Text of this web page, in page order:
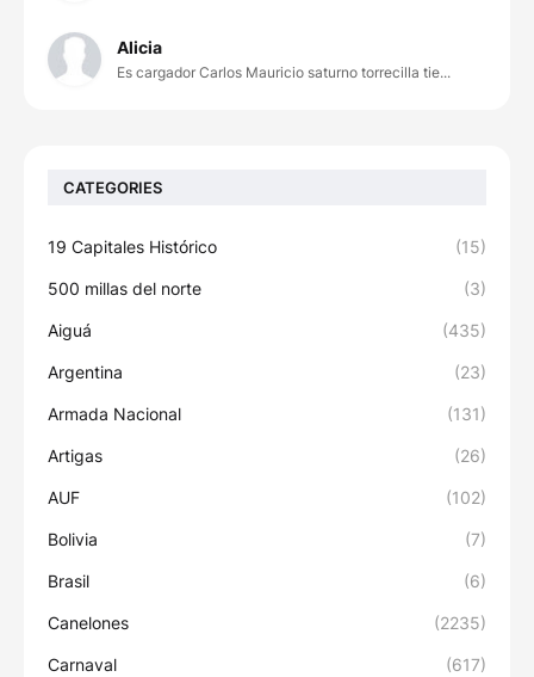
Alicia
Es cargador Carlos Mauricio saturno torrecilla tie...
CATEGORIES
19 Capitales Histórico (15)
500 millas del norte (3)
Aiguá (435)
Argentina (23)
Armada Nacional (131)
Artigas (26)
AUF (102)
Bolivia (7)
Brasil (6)
Canelones (2235)
Carnaval (617)